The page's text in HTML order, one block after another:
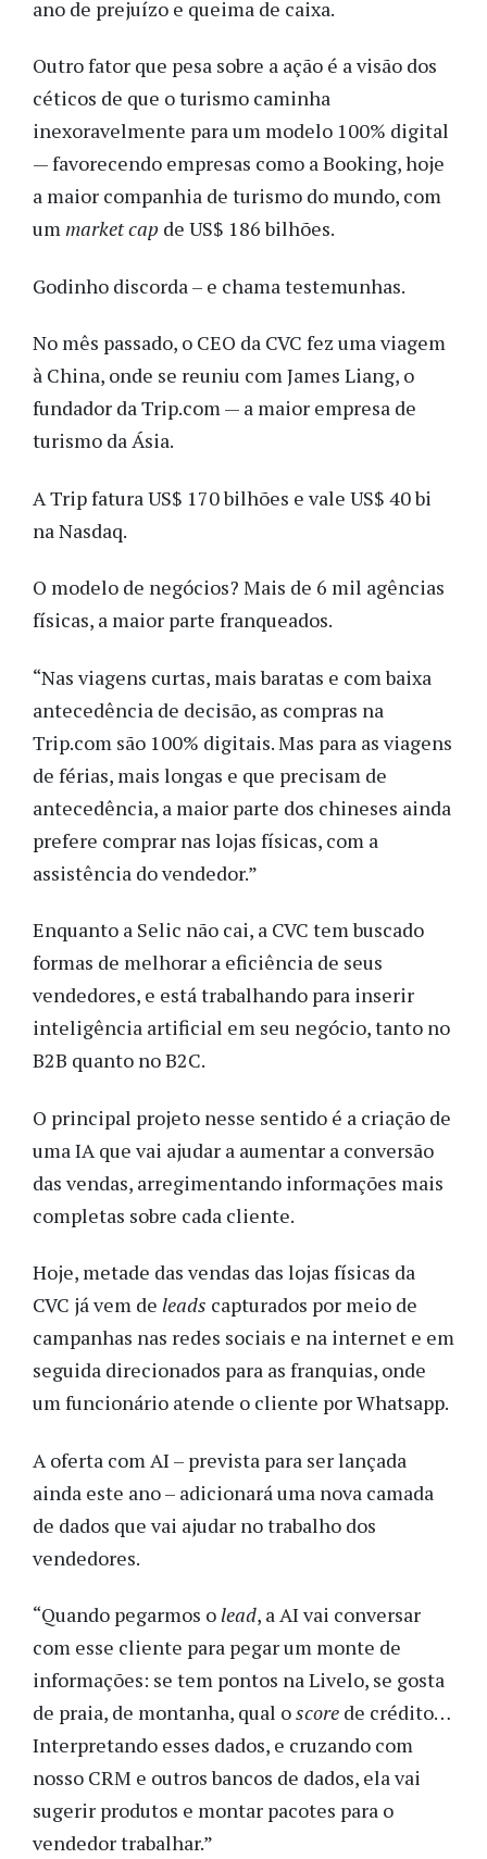
ano de prejuízo e queima de caixa.
Outro fator que pesa sobre a ação é a visão dos
céticos de que o turismo caminha
inexoravelmente para um modelo 100% digital
— favorecendo empresas como a Booking, hoje
a maior companhia de turismo do mundo, com
ummarket cap de US$ 186 bilhões.
Godinho discorda – e chama testemunhas.
No mês passado, o CEO da CVC fez uma viagem
à China, onde se reuniu com James Liang, o
fundador da Trip.com — a maior empresa de
turismo da Ásia.
A Trip fatura US$ 170 bilhões e vale US$ 40 bi
na Nasdaq.
O modelo de negócios? Mais de 6 mil agências
físicas, a maior parte franqueados.
“Nas viagens curtas, mais baratas e com baixa
antecedência de decisão, as compras na
Trip.com são 100% digitais. Mas para as viagens
de férias, mais longas e que precisam de
antecedência, a maior parte dos chineses ainda
prefere comprar nas lojas físicas, com a
assistência do vendedor.”
Enquanto a Selic não cai, a CVC tem buscado
formas de melhorar a eficiência de seus
vendedores, e está trabalhando para inserir
inteligência artificial em seu negócio, tanto no
B2B quanto no B2C.
O principal projeto nesse sentido é a criação de
uma IA que vai ajudar a aumentar a conversão
das vendas, arregimentando informações mais
completas sobre cada cliente.
Hoje, metade das vendas das lojas físicas da
CVC já vem de leads capturados por meio de
campanhas nas redes sociais e na internet e em
seguida direcionados para as franquias, onde
um funcionário atende o cliente por Whatsapp.
A oferta com AI – prevista para ser lançada
ainda este ano – adicionará uma nova camada
de dados que vai ajudar no trabalho dos
vendedores.
“Quando pegarmos o lead, a AI vai conversar
com esse cliente para pegar um monte de
informações: se tem pontos na Livelo, se gosta
de praia, de montanha, qual oscore de crédito…
Interpretando esses dados, e cruzando com
nosso CRM e outros bancos de dados, ela vai
sugerir produtos e montar pacotes para o
vendedor trabalhar.”